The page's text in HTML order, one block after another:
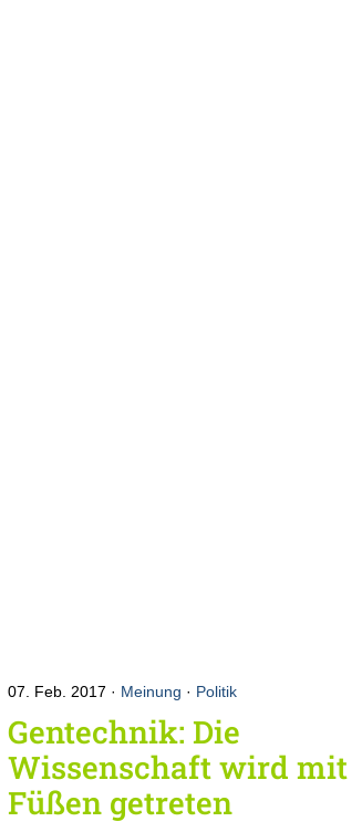
07. Feb. 2017 Meinung · Politik
Gentechnik: Die
Wissenschaft wird mit
Füßen getreten